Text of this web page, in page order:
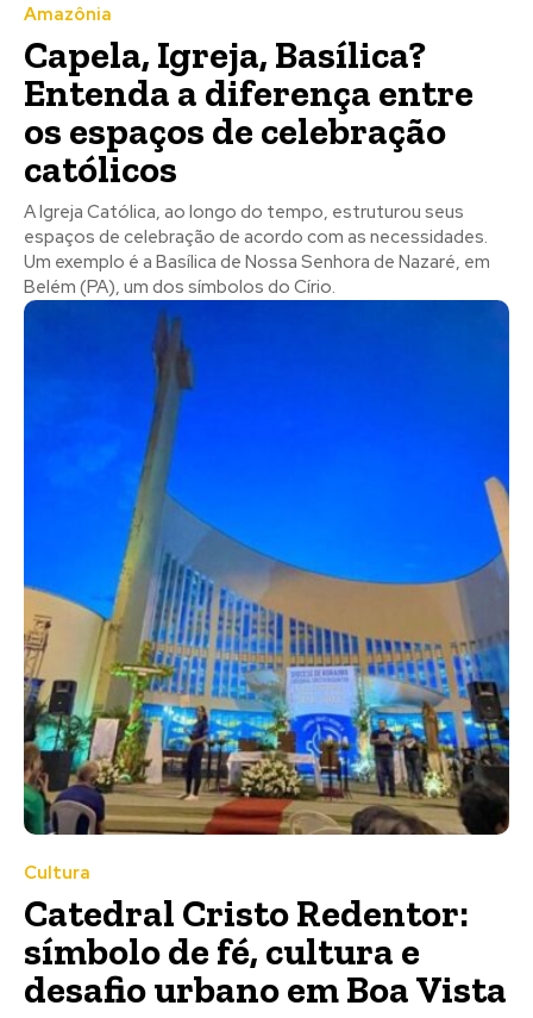
Amazônia
Capela, Igreja, Basílica?
Entenda a diferença entre
os espaços de celebração
católicos
A Igreja Católica, ao longo do tempo, estruturou seus
espaços de celebração de acordo com as necessidades.
Um exemplo é a Basílica de Nossa Senhora de Nazaré, em
Belém (PA), um dos símbolos do Círio.
Cultura
Catedral Cristo Redentor:
símbolo de fé, cultura e
desafio urbano em Boa Vista